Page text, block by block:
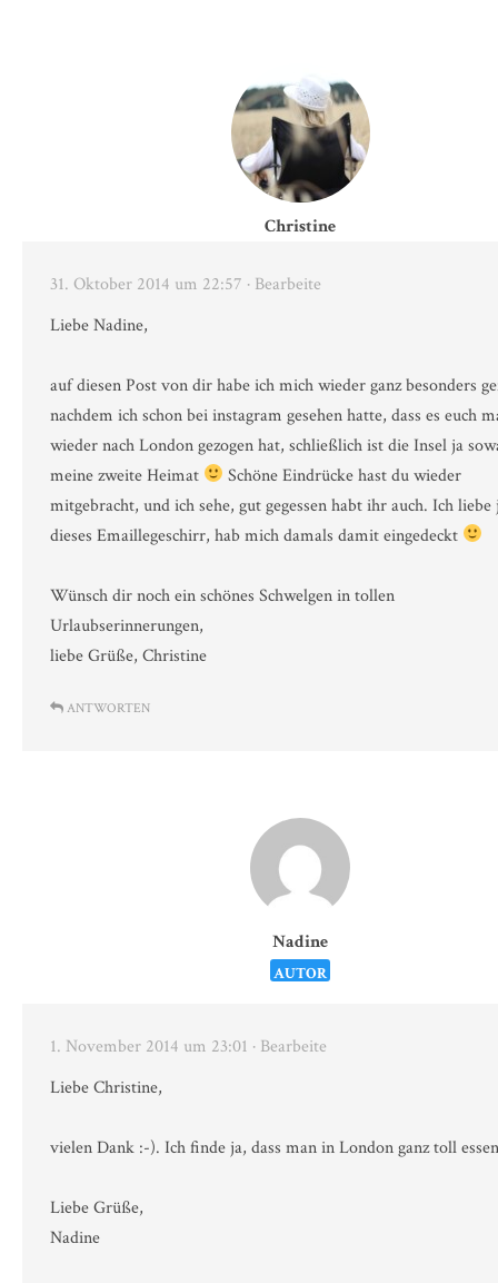
Christine
31. Oktober 2014 um 22:57 · Bearbeite
Liebe Nadine,
auf diesen Post von dir habe ich mich wieder ganz besonders
nachdem ich schon bei instagram gesehen hatte, dass es euch
wieder nach London gezogen hat, schließlich ist die Insel ja
meine zweite Heimat
Schöne Eindrücke hast du wieder
mitgebracht, und ich sehe, gut gegessen habt ihr auch. Ich liebe
dieses Emaillegeschirr, hab mich damals damit eingedeckt
Wünsch dir noch ein schönes Schwelgen in tollen
Urlaubserinnerungen,
liebe Grüße, Christine
ANTWORTEN
Nadine
AUTOR
1. November 2014 um 23:01 · Bearbeite
Liebe Christine,
vielen Dank :-). Ich finde ja, dass man in London ganz toll
Liebe Grüße,
Nadine